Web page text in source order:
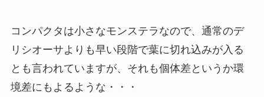
コンパクタは小さなモンステラなので、通常のデ
リシオーサよりも早い段階で葉に切れ込みが入る
とも言われていますが、それも個体差というか環
境差にもよるような・・・